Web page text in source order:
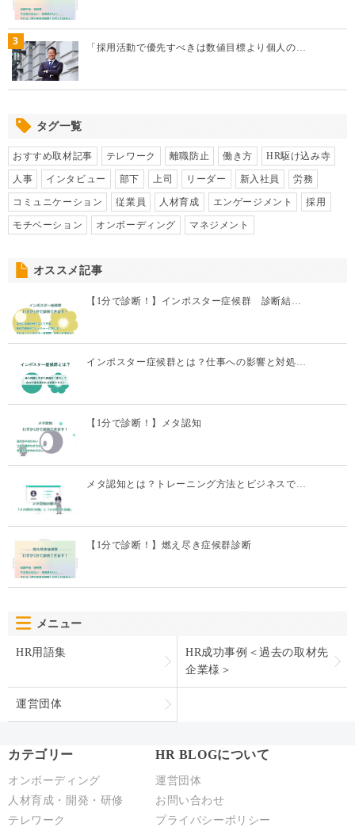
3 「採用活動で優先すべきは数値目標より個人の…
タグ一覧
おすすめ取材記事 テレワーク 離職防止 働き方 HR駆け込み寺
人事 インタビュー 部下 上司 リーダー 新入社員 労務
コミュニケーション 従業員 人材育成 エンゲージメント 採用
モチベーション オンボーディング マネジメント
オススメ記事
【1分で診断！】インポスター症候群 診断結…
インポスター症候群とは？仕事への影響と対処…
【1分で診断！】メタ認知
メタ認知とは？トレーニング方法とビジネスで…
【1分で診断！】燃え尽き症候群診断
メニュー
HR用語集
HR成功事例＜過去の取材先
企業様＞
運営団体
カテゴリー
オンボーディング
人材育成・開発・研修
テレワーク
HR BLOGについて
運営団体
お問い合わせ
プライバシーポリシー